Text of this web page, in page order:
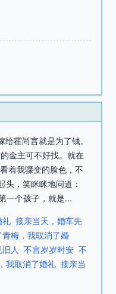
霍尚言就是为了钱。
金主可不好找。就在
着我骤变的脸色，不
头，笑眯眯地问道：
一个孩子，就是...
礼 接亲当天，婚车先
梅，我取消了婚
人 不言岁岁时安 不
我取消了婚礼 接亲当